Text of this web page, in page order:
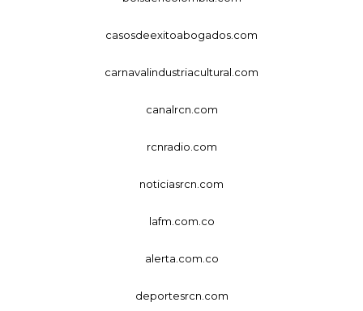
casosdeexitoabogados.com
carnavalindustriacultural.com
canalrcn.com
rcnradio.com
noticiasrcn.com
lafm.com.co
alerta.com.co
deportesrcn.com